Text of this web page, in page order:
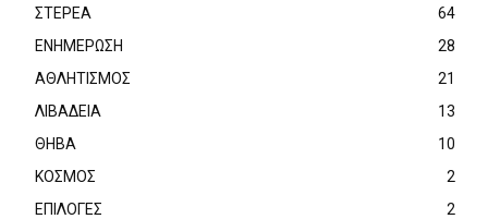
ΣΤΕΡΕΑ
64
ΕΝΗΜΕΡΩΣΗ
28
ΑΘΛΗΤΙΣΜΟΣ
21
ΛΙΒΑΔΕΙΑ
13
ΘΗΒΑ
10
ΚΟΣΜΟΣ
2
ΕΠΙΛΟΓΕΣ
2